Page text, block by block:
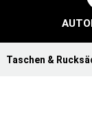
Taschen &